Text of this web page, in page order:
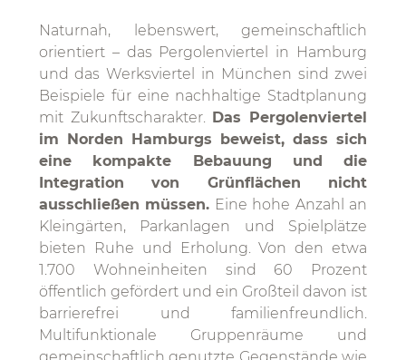
Naturnah, lebenswert, gemeinschaftlich
orientiert – das Pergolenviertel in Hamburg
und das Werksviertel in München sind zwei
Beispiele für eine nachhaltige Stadtplanung
mit Zukunftscharakter.
Das Pergolenviertel
im Norden Hamburgs beweist, dass sich
eine kompakte Bebauung und die
Integration von Grünflächen nicht
ausschließen müssen. Eine hohe Anzahl an
Kleingärten, Parkanlagen und Spielplätze
bieten Ruhe und Erholung. Von den etwa
1.700 Wohneinheiten sind 60 Prozent
öffentlich gefördert und ein Großteil davon ist
barrierefrei und familienfreundlich.
Multifunktionale Gruppenräume und